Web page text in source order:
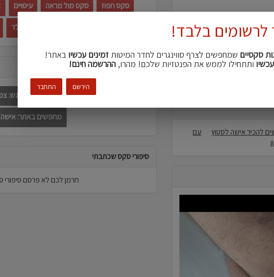
להכיר אישה לסטוץ
עם
סקס חפוז סקס מול מראה עיסויים
קוקהולד
עדיפויות מפגשים
אירוח: נייד\ים עדיפות למפגש:
מחפשים באתר: אישה
סיפורי סקס שכתבתי
חרמן לכם לא פרסם
לרשומים בלבד!
סקסיים שמחפשים לצרף סווינגרים לחדר המיטותזמינים עכשיו באתר!
ותתחילו לממש את הפנטזיות שלכם! מהרו,ההרשמה חינם!
הירשם התחבר